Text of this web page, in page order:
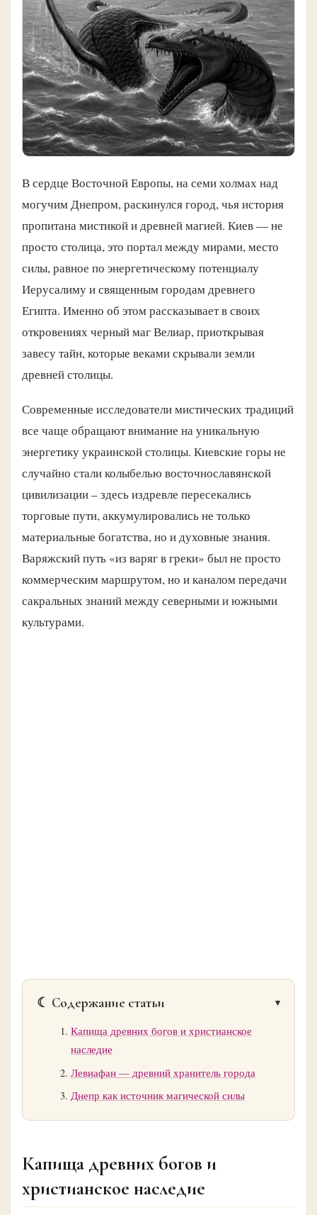
В сердце Восточной Европы, на семи холмах над
могучим Днепром, раскинулся город, чья история
пропитана мистикой и древней магией. Киев — не
просто столица, это портал между мирами, место
силы, равное по энергетическому потенциалу
Иерусалиму и священным городам древнего
Египта. Именно об этом рассказывает в своих
откровениях черный маг Велиар, приоткрывая
завесу тайн, которые веками скрывали земли
древней столицы.
Современные исследователи мистических традиций
все чаще обращают внимание на уникальную
энергетику украинской столицы. Киевские горы не
случайно стали колыбелью восточнославянской
цивилизации – здесь издревле пересекались
торговые пути, аккумулировались не только
материальные богатства, но и духовные знания.
Варяжский путь «из варяг в греки» был не просто
коммерческим маршрутом, но и каналом передачи
сакральных знаний между северными и южными
культурами.
☾ Содержание статьи
Капища древних богов и христианское
наследие
Левиафан — древний хранитель города
Днепр как источник магической силы
Капища древних богов и
христианское наследие